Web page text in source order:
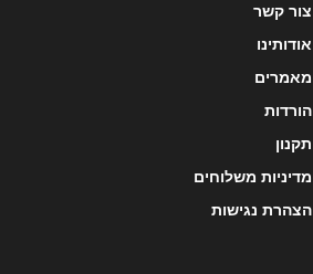
צור קשר
אודותינו
מאמרים
הורדות
תקנון
מדיניות משלוחים
הצהרת נגישות